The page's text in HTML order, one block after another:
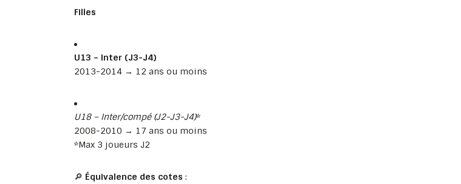
Filles
U13 – Inter (J3-J4)
2013-2014 → 12 ans ou moins
U18 – Inter/compé (J2-J3-J4)*
2008-2010 → 17 ans ou moins
*Max 3 joueurs J2
🔎 Équivalence des cotes :